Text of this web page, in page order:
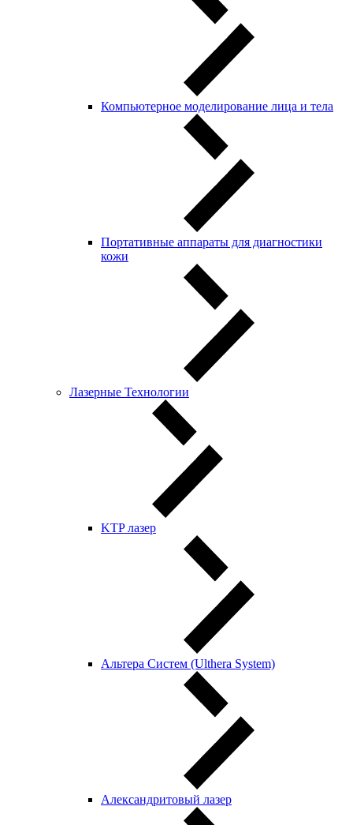
Компьютерное моделирование лица и тела
Портативные аппараты для диагностики
кожи
Лазерные Технологии
KTP лазер
Альтера Систем (Ulthera System)
Александритовый лазер